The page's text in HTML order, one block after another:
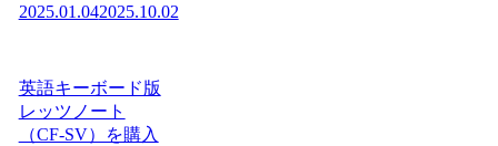
2025.01.042025.10.02
英語キーボード版
レッツノート
（CF-SV）を購入